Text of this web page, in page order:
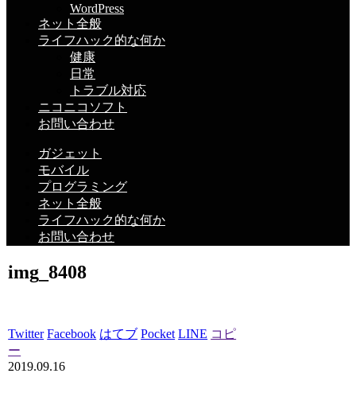
WordPress
ネット全般
ライフハック的な何か
健康
日常
トラブル対応
ニコニコソフト
お問い合わせ
ガジェット
モバイル
プログラミング
ネット全般
ライフハック的な何か
お問い合わせ
img_8408
Twitter Facebook はてブ Pocket LINE コピ
ー
2019.09.16